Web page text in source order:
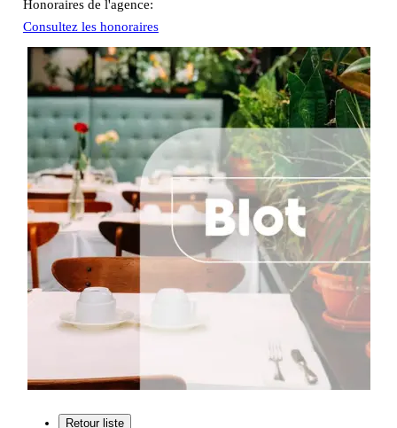
Honoraires de l'agence:
Consultez les honoraires